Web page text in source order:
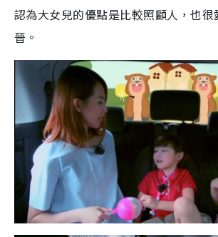
認為大女兒的優點是比較照顧人，也
晉。